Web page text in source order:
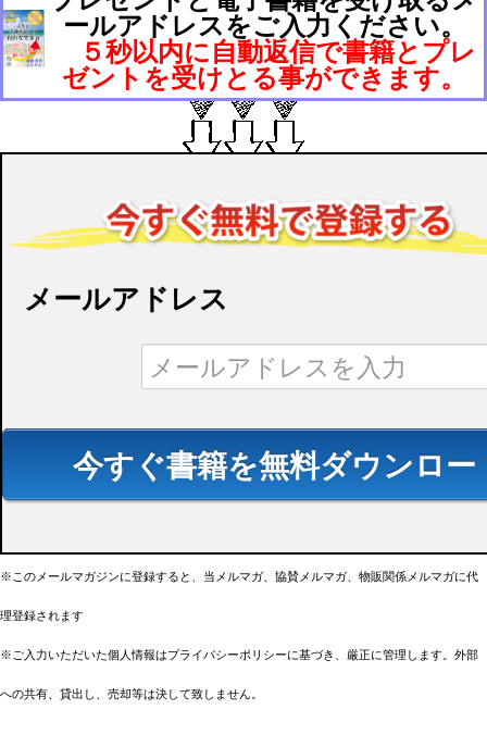
ールアドレスをご入力ください。
５秒以内に自動返信で書籍とプレ
ゼントを受けとる事ができます。
メールアドレス
※このメールマガジンに登録すると、当メルマガ、協賛メルマガ、物販関係メルマガに代
理登録されます
※ご入力いただいた個人情報はプライバシーポリシーに基づき、厳正に管理します。外部
への共有、貸出し、売却等は決して致しません。